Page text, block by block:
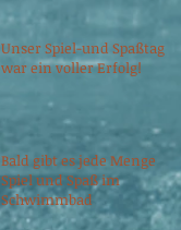
Unser Spiel-und Spaßtag
war ein voller Erfolg!
Bald gibt es jede Menge
Spiel und Spaß im
Schwimmbad